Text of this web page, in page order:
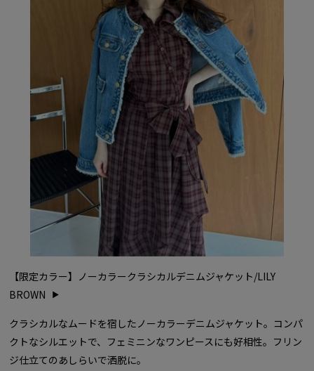
【限定カラー】ノーカラークラシカルデニムジャケット/LILY
BROWN
クラシカルなムードを宿したノーカラーデニムジャケット。コンパ
クトなシルエットで、フェミニンなワンピースにも好相性。フリン
ジ仕立てのあしらいで洒脱に。